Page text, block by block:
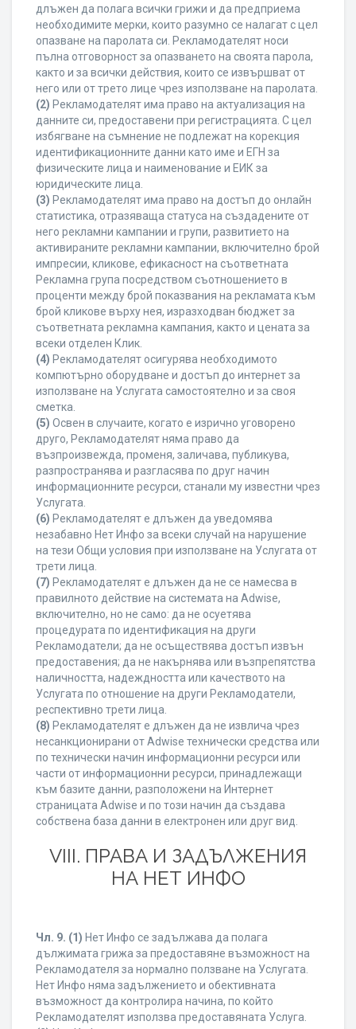
длъжен да полага всички грижи и да предприема
необходимите мерки, които разумно се налагат с цел
опазване на паролата си. Рекламодателят носи
пълна отговорност за опазването на своята парола,
както и за всички действия, които се извършват от
него или от трето лице чрез използване на паролата.
(2) Рекламодателят има право на актуализация на
данните си, предоставени при регистрацията. С цел
избягване на съмнение не подлежат на корекция
идентификационните данни като име и ЕГН за
физическите лица и наименование и ЕИК за
юридическите лица.
(3) Рекламодателят има право на достъп до онлайн
статистика, отразяваща статуса на създадените от
него рекламни кампании и групи, развитието на
активираните рекламни кампании, включително брой
импресии, кликове, ефикасност на съответната
Рекламна група посредством съотношението в
проценти между брой показвания на рекламата към
брой кликове върху нея, изразходван бюджет за
съответната рекламна кампания, както и цената за
всеки отделен Клик.
(4) Рекламодателят осигурява необходимото
компютърно оборудване и достъп до интернет за
използване на Услугата самостоятелно и за своя
сметка.
(5) Освен в случаите, когато е изрично уговорено
друго, Рекламодателят няма право да
възпроизвежда, променя, заличава, публикува,
разпространява и разгласява по друг начин
информационните ресурси, станали му известни чрез
Услугата.
(6) Рекламодателят е длъжен да уведомява
незабавно Нет Инфо за всеки случай на нарушение
на тези Общи условия при използване на Услугата от
трети лица.
(7) Рекламодателят е длъжен да не се намесва в
правилното действие на системата на Adwise,
включително, но не само: да не осуетява
процедурата по идентификация на други
Рекламодатели; да не осъществява достъп извън
предоставения; да не накърнява или възпрепятства
наличността, надеждността или качеството на
Услугата по отношение на други Рекламодатели,
респективно трети лица.
(8) Рекламодателят е длъжен да не извлича чрез
несанкционирани от Adwise технически средства или
по технически начин информационни ресурси или
части от информационни ресурси, принадлежащи
към базите данни, разположени на Интернет
страницата Adwise и по този начин да създава
собствена база данни в електронен или друг вид.
VIII. ПРАВА И ЗАДЪЛЖЕНИЯ
НА НЕТ ИНФО
Чл. 9. (1) Нет Инфо се задължава да полага
дължимата грижа за предоставяне възможност на
Рекламодателя за нормално ползване на Услугата.
Нет Инфо няма задължението и обективната
възможност да контролира начина, по който
Рекламодателят използва предоставяната Услуга.